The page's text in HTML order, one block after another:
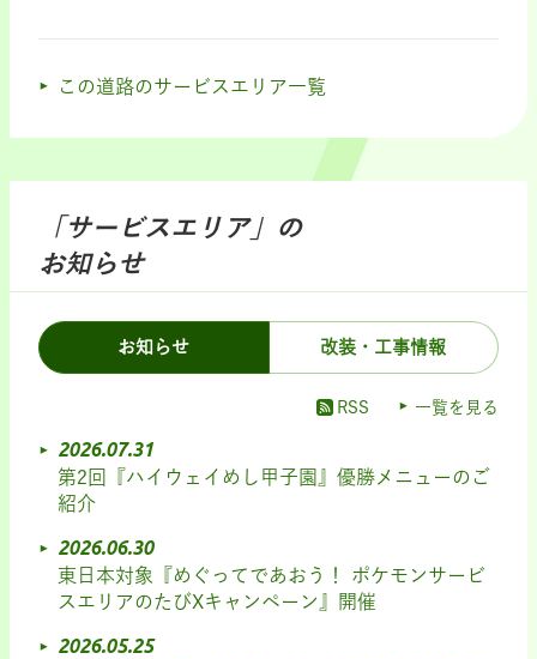
この道路のサービスエリア一覧
「サービスエリア」の
お知らせ
お知らせ 改装・工事情報
RSS 一覧を見る
2026.07.31
第2回『ハイウェイめし甲子園』優勝メニューのご
紹介
2026.06.30
東日本対象『めぐってであおう！ ポケモンサービ
スエリアのたびXキャンペーン』開催
2026.05.25